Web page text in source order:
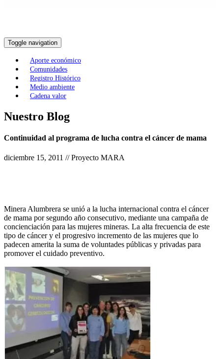
Toggle navigation
Aporte económico
Comunidades
Registro Histórico
Medio ambiente
Cadena valor
Nuestro Blog
Continuidad al programa de lucha contra el cáncer de mama
diciembre 15, 2011 // Proyecto MARA
Minera Alumbrera se unió a la lucha internacional contra el cáncer
de mama por segundo año consecutivo, mediante una campaña de
concienciación para las mujeres mineras. La alta frecuencia de este
tipo de cáncer y el progresivo incremento de las mujeres que lo
padecen amerita la suma de voluntades públicas y privadas para
promover el cuidado preventivo.